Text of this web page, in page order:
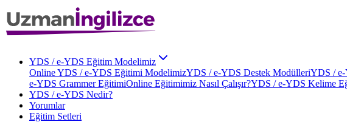
YDS / e-YDS Eğitim Modelimiz
Online YDS / e-YDS Eğitimi ModelimizYDS / e-YDS Destek ModülleriYDS / e-
e-YDS Grammer EğitimiOnline Eğitimimiz Nasıl Çalışır?YDS / e-YDS Kelime
YDS / e-YDS Nedir?
Yorumlar
Eğitim Setleri